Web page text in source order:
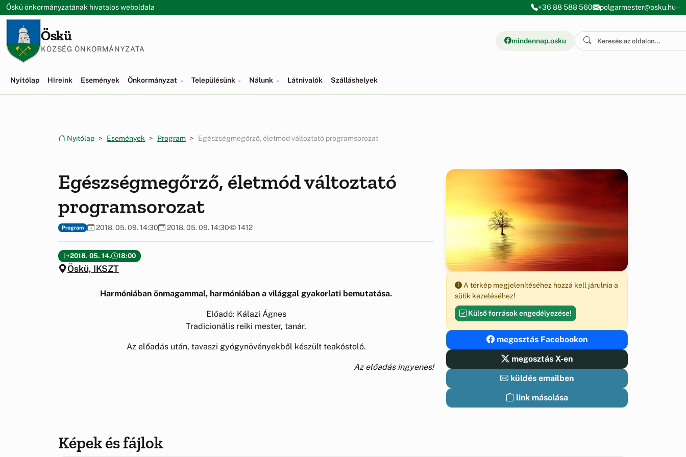
Ugrás a menüre
Ugrás a tartalomra
Öskü önkormányzatának hivatalos weboldala +36 88 588 560 polgarmester@osku.hu
Öskü
KÖZSÉG ÖNKORMÁNYZATA
mindennap.osku
Nyitólap Híreink Események Önkormányzat Településünk Nálunk Látnivalók Szálláshelyek
Nyitólap Események Program Egészségmegőrző, életmód változtató programsorozat
Egészségmegőrző, életmód változtató
programsorozat
Program 2018. 05. 09. 14:30 2018. 05. 09. 14:30 1412
2018. 05. 14. 18:00
Öskü, IKSZT
Harmóniában önmagammal, harmóniában a világgal gyakorlati bemutatása.
Előadó: Kálazi Ágnes
Tradicionális reiki mester, tanár.
Az előadás után, tavaszi gyógynövényekből készült teakóstoló.
Az előadás ingyenes!
A térkép megjelenítéséhez hozzá kell járulnia a
sütik kezeléséhez!
Külső források engedélyezése!
megosztás Facebookon
megosztás X-en
küldés emailben
link másolása
Képek és fájlok